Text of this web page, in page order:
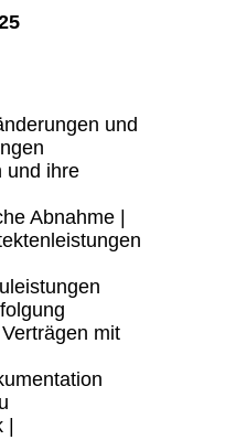
und
und ihre
Abnahme |
mit
|